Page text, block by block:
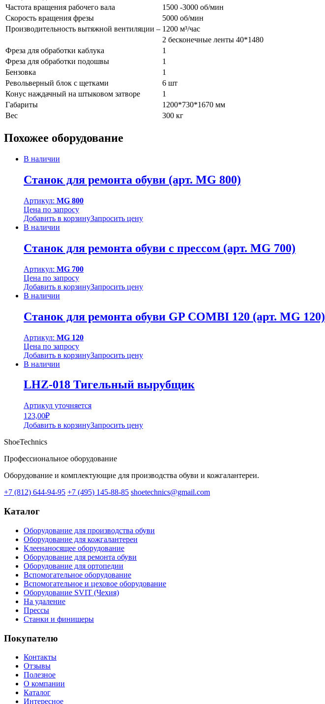
Частота вращения рабочего вала
1500 -3000 об/мин
Скорость вращения фрезы
5000 об/мин
Производительность вытяжной вентиляции – 1200 м³/час
2 бесконечные ленты 40*1480
Фреза для обработки каблука
1
Фреза для обработки подошвы
1
Бензовка
1
Револьверный блок с щетками
6 шт
Конус наждачный на штыковом затворе
1
Габариты
1200*730*1670 мм
Вес
300 кг
Похожее оборудование
В наличии
Станок для ремонта обуви (арт. MG 800)
Артикул: MG 800
Цена по запросу
Добавить в корзинуЗапросить цену
В наличии
Станок для ремонта обуви с прессом (арт. MG 700)
Артикул: MG 700
Цена по запросу
Добавить в корзинуЗапросить цену
В наличии
Станок для ремонта обуви GP COMBI 120 (арт. MG 120)
Артикул: MG 120
Цена по запросу
Добавить в корзинуЗапросить цену
В наличии
LHZ-018 Тигельный вырубщик
Артикул уточняется
123,00₽
Добавить в корзинуЗапросить цену
ShoeTechnics
Профессиональное оборудование
Оборудование и комплектующие для производства обуви и кожгалантереи.
+7 (812) 644-94-95 +7 (495) 145-88-85 shoetechnics@gmail.com
Каталог
Оборудование для производства обуви
Оборудование для кожгалантереи
Клеенаносящее оборудование
Оборудование для ремонта обуви
Оборудование для ортопедии
Вспомогательное оборудование
Вспомогательное и цеховое оборудование
Оборудование SVIT (Чехия)
На удаление
Прессы
Станки и финишеры
Покупателю
Контакты
Отзывы
Полезное
О компании
Каталог
Интересное